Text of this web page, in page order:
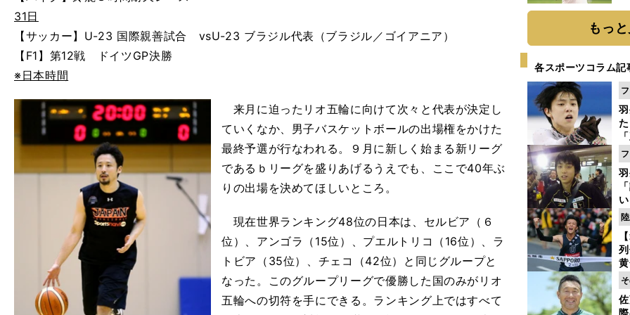
31日
【サッカー】U-23 国際親善試合 vsU-23 ブラジル代表（ブラジル／ゴイアニア）
【F1】第12戦 ドイツGP決勝
※日本時間
来月に迫ったリオ五輪に向けて次々と代表が決定し
ていくなか、男子バスケットボールの出場権をかけた
最終予選が行なわれる。９月に新しく始まる新リーグ
であるｂリーグを盛りあげるうえでも、ここで40年ぶ
りの出場を決めてほしいところ。
現在世界ランキング48位の日本は、セルビア（６
位）、アンゴラ（15位）、プエルトリコ（16位）、ラ
トビア（35位）、チェコ（42位）と同じグループと
なった。このグループリーグで優勝した国のみがリオ
五輪への切符を手にできる。ランキング上ではすべて
もっ
各スポーツコラム記